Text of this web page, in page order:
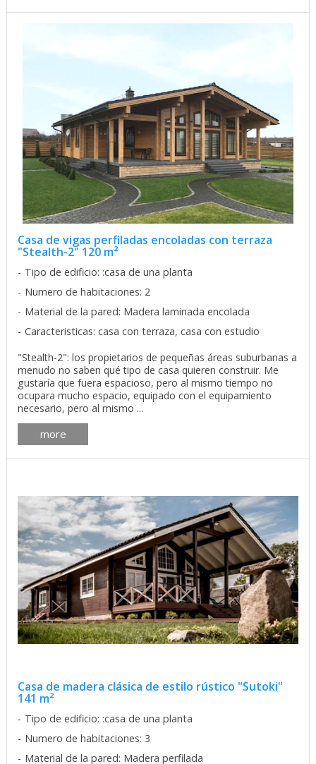
Casa de vigas perfiladas encoladas con terraza
"Stealth-2" 120 m²
Tipo de edificio: :casa de una planta
Numero de habitaciones: 2
Material de la pared: Madera laminada encolada
Caracteristicas: casa con terraza, casa con estudio
"Stealth-2": los propietarios de pequeñas áreas suburbanas a
menudo no saben qué tipo de casa quieren construir. Me
gustaría que fuera espacioso, pero al mismo tiempo no
ocupara mucho espacio, equipado con el equipamiento
necesario, pero al mismo ...
more
Casa de madera clásica de estilo rústico "Sutoki"
141 m²
Tipo de edificio: :casa de una planta
Numero de habitaciones: 3
Material de la pared: Madera perfilada